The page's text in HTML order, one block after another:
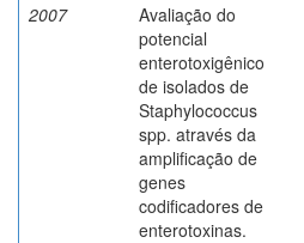
2007
Avaliação do
potencial
enterotoxigênico
de isolados de
Staphylococcus
spp. através da
amplificação de
genes
codificadores de
enterotoxinas.